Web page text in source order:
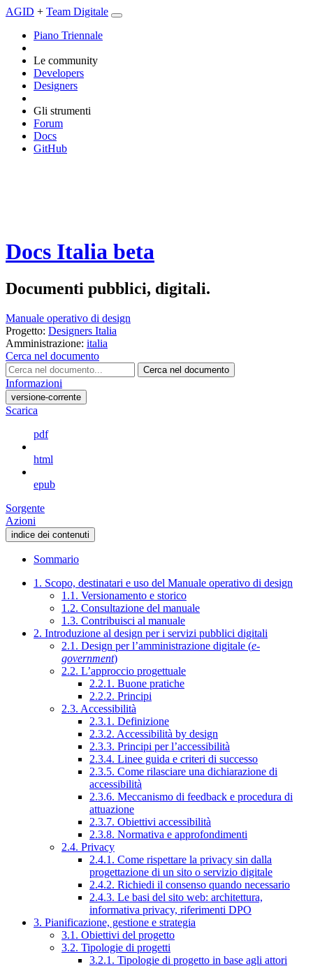
AGID + Team Digitale
Piano Triennale
Le community
Developers
Designers
Gli strumenti
Forum
Docs
GitHub
Docs Italia beta
Documenti pubblici, digitali.
Manuale operativo di design
Progetto: Designers Italia
Amministrazione: italia
Cerca nel documento
Cerca nel documento
Informazioni
versione-corrente
Scarica
pdf
html
epub
Sorgente
Azioni
indice dei contenuti
Sommario
1. Scopo, destinatari e uso del Manuale operativo di design
1.1. Versionamento e storico
1.2. Consultazione del manuale
1.3. Contribuisci al manuale
2. Introduzione al design per i servizi pubblici digitali
2.1. Design per l’amministrazione digitale (e-
government)
2.2. L’approccio progettuale
2.2.1. Buone pratiche
2.2.2. Principi
2.3. Accessibilità
2.3.1. Definizione
2.3.2. Accessibilità by design
2.3.3. Principi per l’accessibilità
2.3.4. Linee guida e criteri di successo
2.3.5. Come rilasciare una dichiarazione di
accessibilità
2.3.6. Meccanismo di feedback e procedura di
attuazione
2.3.7. Obiettivi accessibilità
2.3.8. Normativa e approfondimenti
2.4. Privacy
2.4.1. Come rispettare la privacy sin dalla
progettazione di un sito o servizio digitale
2.4.2. Richiedi il consenso quando necessario
2.4.3. Le basi del sito web: architettura,
informativa privacy, riferimenti DPO
3. Pianificazione, gestione e strategia
3.1. Obiettivi del progetto
3.2. Tipologie di progetti
3.2.1. Tipologie di progetto in base agli attori